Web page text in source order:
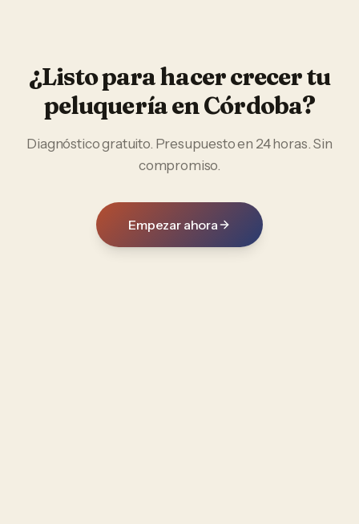
¿Listo para hacer crecer tu
peluqueríaenCórdoba?
Diagnóstico gratuito. Presupuesto en 24 horas. Sin
compromiso.
Empezar ahora